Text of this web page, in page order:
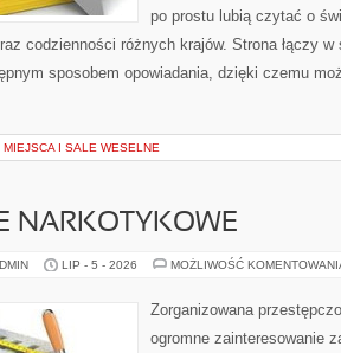
po prostu lubią czytać o
codzienności różnych krajów. Strona łączy
sposobem opowiadania, dzięki czemu
MIEJSCA I SALE WESELNE
NARKOTYKOWE
LIP - 5 - 2026 MOŻLIWOŚĆ
Zorganizowana
ogromne zainteresowanie